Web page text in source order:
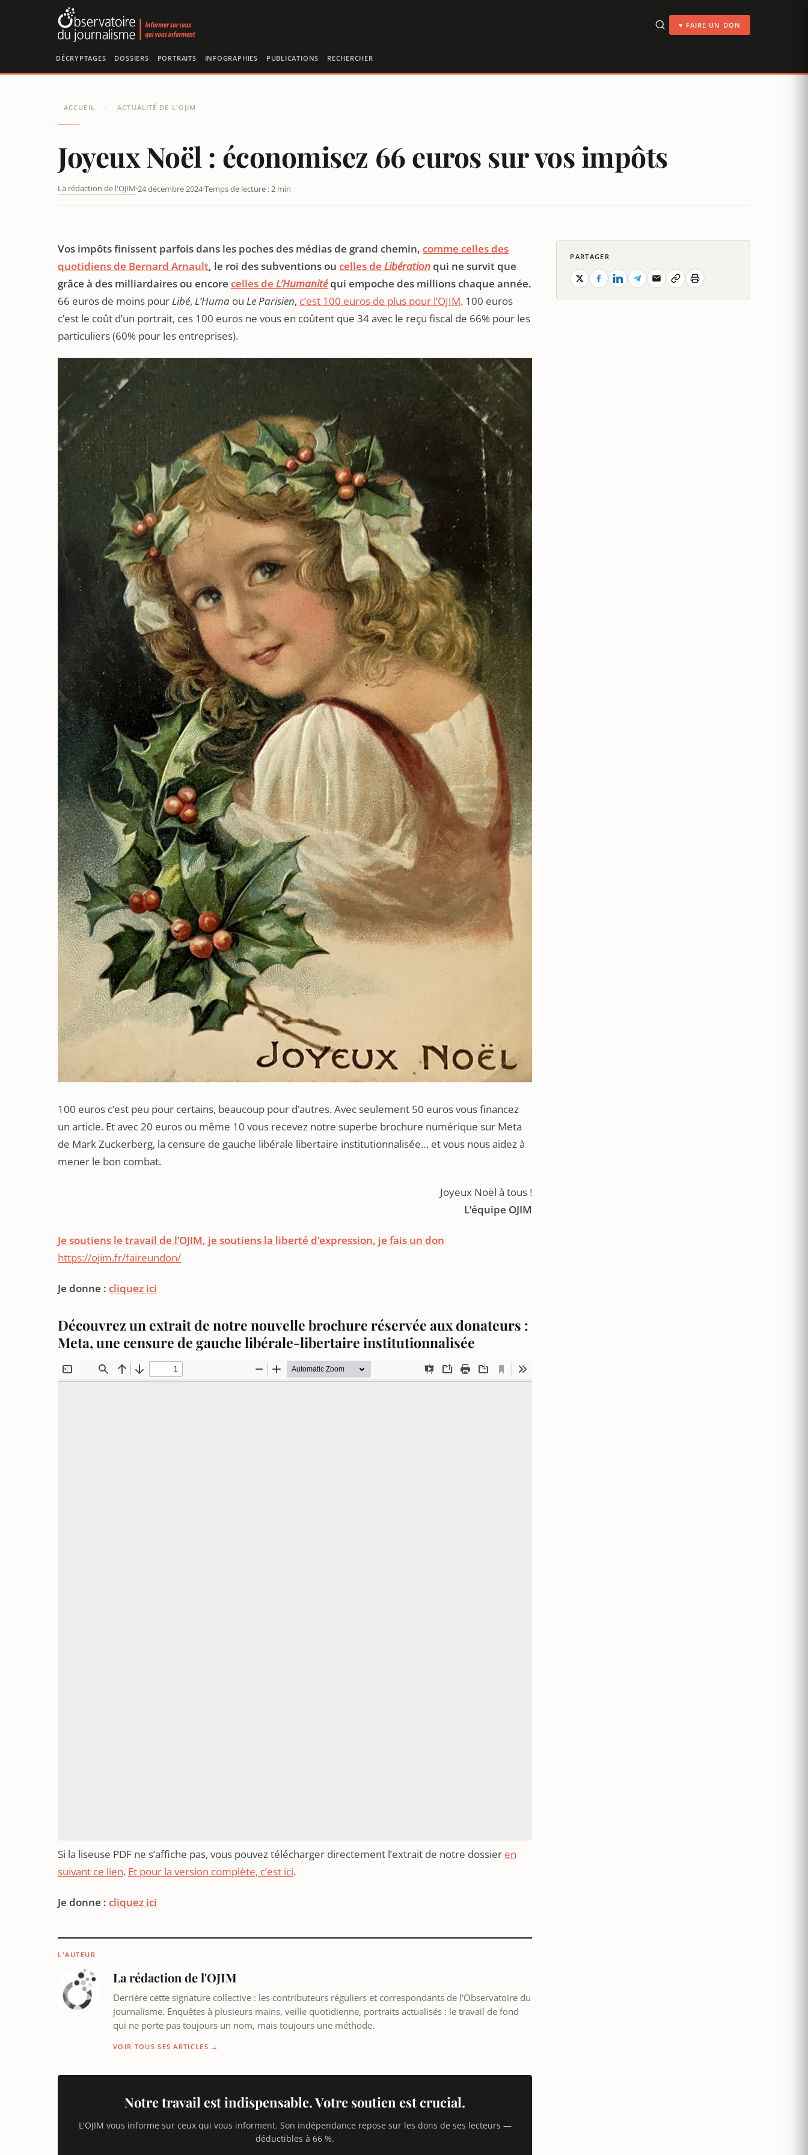
♥ FAIRE UN DON
DÉCRYPTAGES DOSSIERS PORTRAITS INFOGRAPHIES PUBLICATIONS RECHERCHER
ACCUEIL / ACTUALITÉ DE L'OJIM
Joyeux Noël : économisez 66 euros sur vos impôts
La rédaction de l'OJIM 24 décembre 2024Temps de lecture : 2 min
JOYEUX NOËL : ÉCONOMISEZ 66 EUROS SUR VOS IMPÔTS
Vos impôts finissent parfois dans les poches des médias de grand chemin, comme celles des
quotidiens de Bernard Arnault, le roi des subventions ou celles de Libération qui ne survit que
grâce à des milliardaires ou encore celles de L’Humanitéqui empoche des millions chaque année.
66 euros de moins pourLibé, L’Huma ou Le Parisien, c’est 100 euros de plus pour l’OJIM. 100 euros
c’est le coût d’un portrait, ces 100 euros ne vous en coûtent que 34 avec le reçu fiscal de 66% pour les
particuliers (60% pour les entreprises).
100 euros c’est peu pour certains, beaucoup pour d’autres. Avec seulement 50 euros vous financez
un article. Et avec 20 euros ou même 10 vous recevez notre superbe brochure numérique sur Meta
de Mark Zuckerberg, la censure de gauche libérale libertaire institutionnalisée… et vous nous aidez à
mener le bon combat.
Joyeux Noël à tous !
L’équipe OJIM
Je soutiens le travail de l’OJIM, je soutiens la liberté d’expression, je fais un don
https://ojim.fr/faireundon/
Je donne : cliquez ici
Découvrez un extrait de notre nouvelle brochure réservée aux donateurs :
Meta, une censure de gauche libérale-libertaire institutionnalisée
Si la liseuse PDF ne s’affiche pas, vous pouvez télécharger directement l’extrait de notre dossier en
suivant ce lien. Et pour la version complète, c’est ici.
Je donne : cliquez ici
L'AUTEUR
La rédaction de l'OJIM
Derrière cette signature collective : les contributeurs réguliers et correspondants de l'Observatoire du
journalisme. Enquêtes à plusieurs mains, veille quotidienne, portraits actualisés : le travail de fond
qui ne porte pas toujours un nom, mais toujours une méthode.
VOIR TOUS SES ARTICLES →
Notre travail est indispensable. Votre soutien est crucial.
L'OJIM vous informe sur ceux qui vous informent. Son indépendance repose sur les dons de ses lecteurs —
déductibles à 66 %.
PARTAGER
Panneau de gestion des cookies